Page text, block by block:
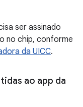
ser assinado
no chip, conforme
da UICC.
ao app da